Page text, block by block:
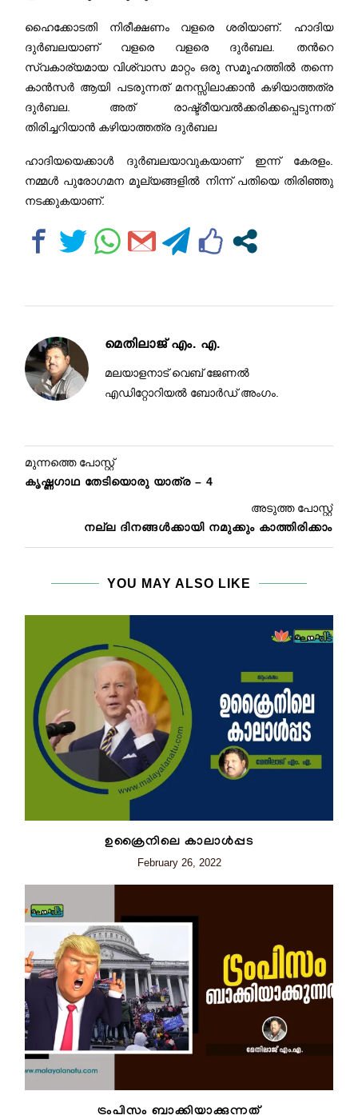
ഹൈക്കോടതി നിരീക്ഷണം വളരെ ശരിയാണ്. ഹാദിയ
ദുര്‍ബലയാണ് വളരെ വളരെ ദുർബല. തന്‍റെ
സ്വകാര്യമായ വിശ്വാസ മാറ്റം ഒരു സമൂഹത്തിൽ തന്നെ
കാൻസർ ആയി പടരുന്നത് മനസ്സിലാക്കാൻ കഴിയാത്തത്ര
ദുർബല. അത് രാഷ്ട്രീയവൽക്കരിക്കപ്പെടുന്നത്
തിരിച്ചറിയാൻ കഴിയാത്തത്ര ദുർബല
ഹാദിയയെക്കാൾ ദുര്‍ബലയാവുകയാണ് ഇന്ന് കേരളം.
നമ്മൾ പുരോഗമന മൂല്യങ്ങളിൽ നിന്ന് പതിയെ തിരിഞ്ഞു
നടക്കുകയാണ്.
മെതിലാജ് എം. എ.
മലയാളനാട് വെബ് ജേണൽ
എഡിറ്റോറിയൽ ബോർഡ് അംഗം.
മുന്നത്തെ പോസ്റ്റ്
കൃഷ്ണഗാഥ തേടിയൊരു യാത്ര – 4
അടുത്ത പോസ്റ്റ്
നല്ല ദിനങ്ങൾക്കായി നമുക്കും കാത്തിരിക്കാം
YOU MAY ALSO LIKE
ഉക്രൈനിലെ കാലാൾപ്പട
February 26, 2022
ട്രംപിസം ബാക്കിയാക്കുന്നത്